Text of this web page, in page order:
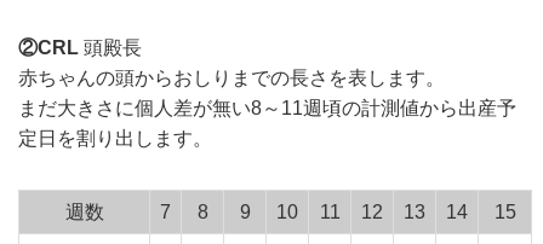
②CRL 頭殿長
赤ちゃんの頭からおしりまでの長さを表します。
まだ大きさに個人差が無い8～11週頃の計測値から出産予
定日を割り出します。
週数 7 8 9 10 11 12 13 14 15